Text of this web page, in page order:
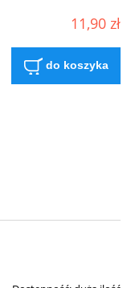
11,90 zł
do koszyka